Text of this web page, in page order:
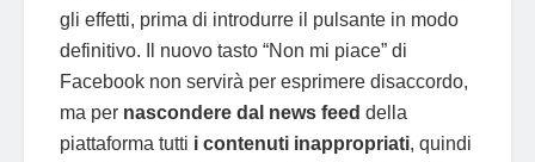
gli effetti, prima di introdurre il pulsante in modo
definitivo. Il nuovo tasto “Non mi piace” di
Facebook non servirà per esprimere disaccordo,
ma per nascondere dal news feed della
piattaforma tutti i contenuti inappropriati, quindi